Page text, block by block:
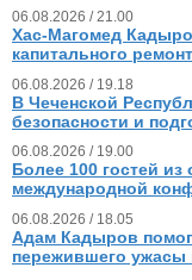
06.08.2026 / 21.00
Хас-Магомед
капитального
06.08.2026 / 19.18
В Чеченской
безопасности и
06.08.2026 / 19.00
Более 100 гостей из
международной
06.08.2026 / 18.05
Адам Кадыров
пережившего ужасы